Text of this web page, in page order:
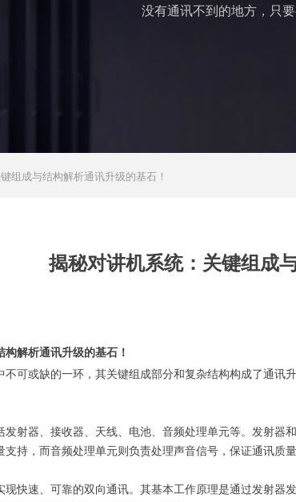
揭秘对讲机系统：关键组成
解析通讯升级的基石！
不可或缺的一环，其关键组成部分和复杂结构构成了通
发射器、接收器、天线、电池、音频处理单元等。发射
持，而音频处理单元则负责处理声音信号，保证通讯质量
快速、可靠的双向通讯。其基本工作原理是通过发射
组成与结构解析通讯升级的基石！
没有通讯不到的地方，只